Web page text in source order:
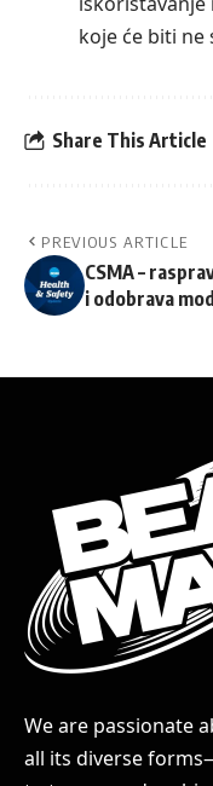
koje će biti ne
Share This Article
PREVIOUS ARTICLE
CSMA –
i odobrava
We are passionate
all its diverse